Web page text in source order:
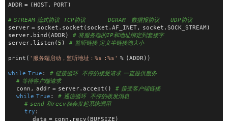
ADDR = (HOST, PORT)
# STREAM 流式协议  TCP协议　　　　DGRAM　数据报协议　　UDP协议
server = socket.socket(socket.AF_INET, socket.SOCK_STREAM)
server.bind(ADDR) # 将服务端的IP和地址绑定到套接字
server.listen( 5 ) # 监听链接 定义半链接池大小
print( '服务端启动，监听地址：%s :%s' % (ADDR))
while True : # 链接循环  不停的接受请求 一直提供服务
# 等待客户端请求
conn, addr = server.accept() # 接受客户端链接
while True : # 通信循环  不停的收发消息
# send 和recv都会发起系统调用
try :
data = conn.recv(BUFSIZE)